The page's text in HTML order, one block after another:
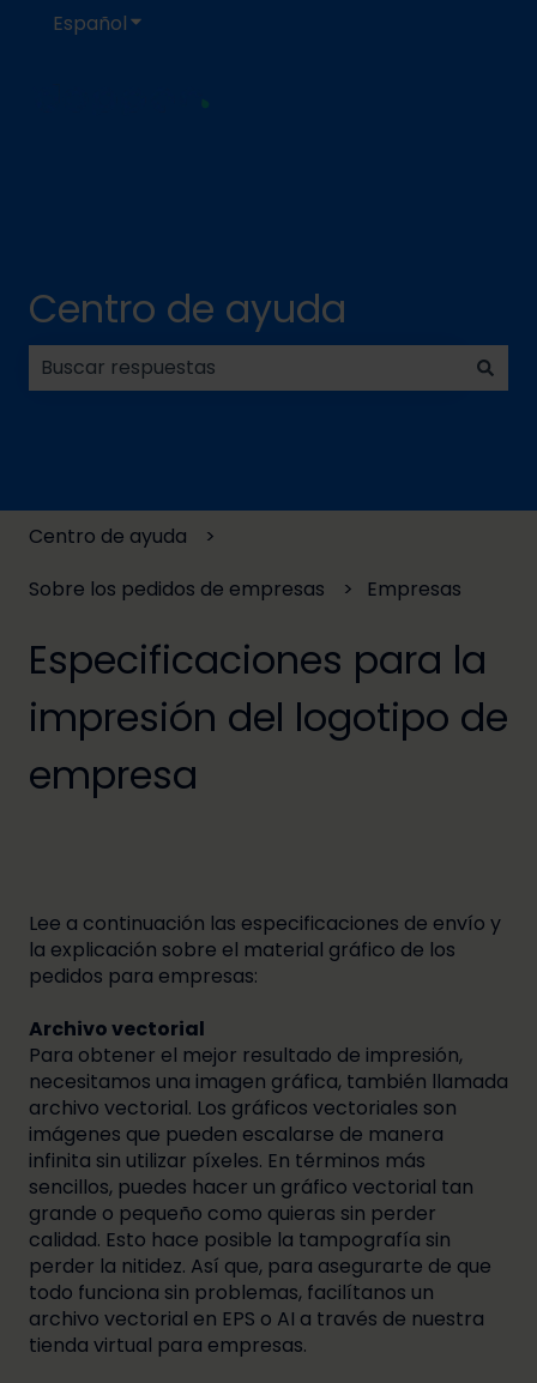
EspañolTraducciones de Mostrar submenú de
Centro de ayuda
Centro de ayuda
Sobre los pedidos de empresas
Empresas
Especificaciones para la
impresión del logotipo de
empresa
Lee a continuación las especificaciones de envío y
la explicación sobre el material gráfico de los
pedidos para empresas:
Archivo vectorial
Para obtener el mejor resultado de impresión,
necesitamos una imagen gráfica, también llamada
archivo vectorial. Los gráficos vectoriales son
imágenes que pueden escalarse de manera
infinita sin utilizar píxeles. En términos más
sencillos, puedes hacer un gráfico vectorial tan
grande o pequeño como quieras sin perder
calidad. Esto hace posible la tampografía sin
perder la nitidez. Así que, para asegurarte de que
todo funciona sin problemas, facilítanos un
archivo vectorial en EPS o AI a través de nuestra
tienda virtual para empresas.